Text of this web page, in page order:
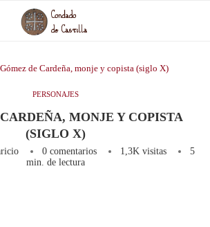
Gómez de Cardeña, monje y copista (siglo X)
PERSONAJES
MONJE Y COPISTA
(SIGLO X)
0 comentarios 1,3K visitas
5
min. de lectura